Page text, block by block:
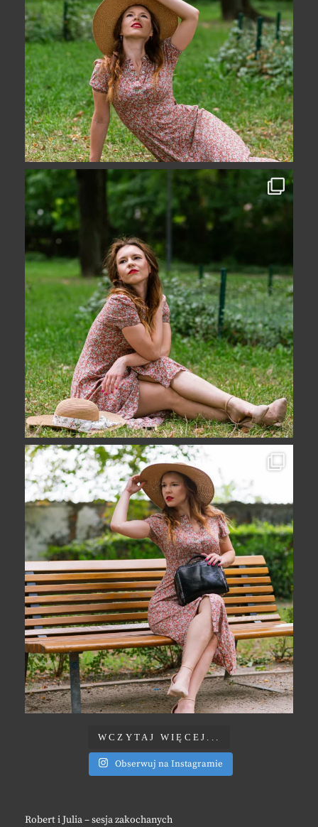
WCZYTAJ WIĘCEJ...
Obserwuj na Instagramie
Robert i Julia – sesja zakochanych